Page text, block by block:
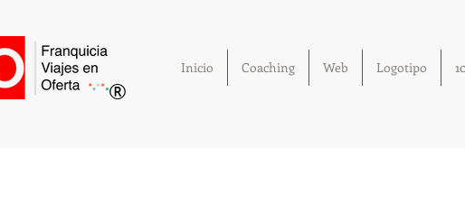
®
Inicio Coaching Web Logotipo